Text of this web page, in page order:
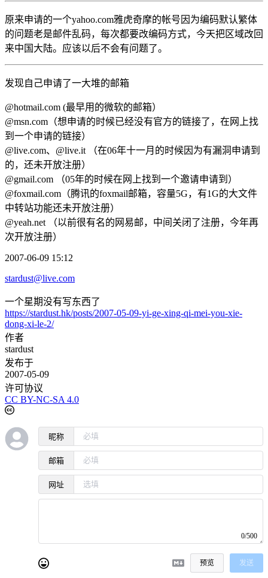
原来申请的一个yahoo.com雅虎奇摩的帐号因为编码默认繁体
的问题老是邮件乱码，每次都要改编码方式，今天把区域改回
来中国大陆。应该以后不会有问题了。
发现自己申请了一大堆的邮箱
@hotmail.com (最早用的微软的邮箱）
@msn.com（想申请的时候已经没有官方的链接了，在网上找
到一个申请的链接）
@live.com、@live.it （在06年十一月的时候因为有漏洞申请到
的，还未开放注册）
@gmail.com （05年的时候在网上找到一个邀请申请到）
@foxmail.com（腾讯的foxmail邮箱，容量5G，有1G的大文件
中转站功能还未开放注册）
@yeah.net （以前很有名的网易邮，中间关闭了注册，今年再
次开放注册）
2007-06-09 15:12
stardust@live.com
一个星期没有写东西了
https://stardust.hk/posts/2007-05-09-yi-ge-xing-qi-mei-you-xie-
dong-xi-le-2/
作者
stardust
发布于
2007-05-09
许可协议
CC BY-NC-SA 4.0
昵称
邮箱
网址
0/500
预览 发送